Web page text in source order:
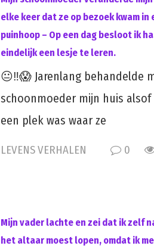
elke keer dat ze op bezoek kwam in
puinhoop – Op een dag besloot ik
eindelijk een lesje te leren.
😐‼️😱 Jarenlang behandelde
schoonmoeder mijn huis
een plek was waar ze
LEVENS VERHALEN 0
Mijn vader lachte en zei dat ik zelf
het altaar moest lopen, omdat ik